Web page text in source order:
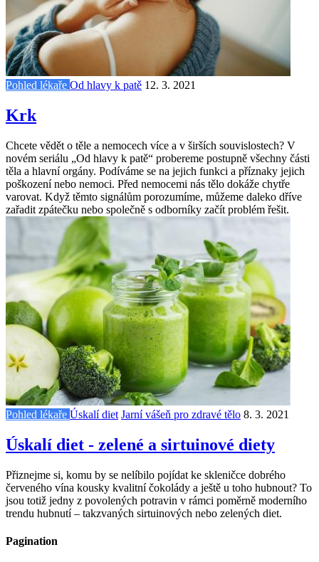
Pohled lékaře Od hlavy k patě 12. 3. 2021
Krk
Chcete vědět o těle a nemocech více a v širších souvislostech? V
novém seriálu „Od hlavy k patě“ probereme postupně všechny části
těla a hlavní orgány. Podíváme se na jejich funkci a příznaky jejich
poškození nebo nemoci. Před nemocemi nás tělo dokáže chytře
varovat. Když těmto signálům porozumíme, můžeme daleko dříve
zařadit zpátečku nebo společně s odborníky začít problém řešit.
Pohled lékaře Úskalí diet Jarní vášeň pro zdravé tělo 8. 3. 2021
Úskalí diet - zelené a sirtuinové diety
Přiznejme si, komu by se nelíbilo pojídat ke skleničce dobrého
červeného vína kousky kvalitní čokolády a ještě u toho hubnout? To
jsou totiž jedny z povolených potravin v rámci poměrně moderního
trendu hubnutí – takzvaných sirtuinových nebo zelených diet.
Pagination